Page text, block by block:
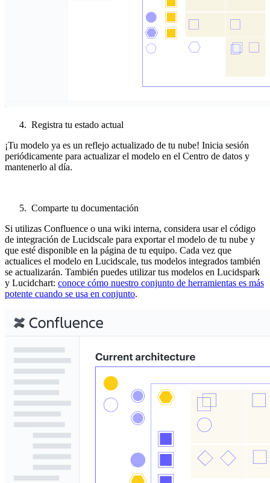
Registra tu estado actual
¡Tu modelo ya es un reflejo actualizado de tu nube! Inicia sesión
periódicamente para actualizar el modelo en el Centro de datos y
mantenerlo al día.
Comparte tu documentación
Si utilizas Confluence o una wiki interna, considera usar el código
de integración de Lucidscale para exportar el modelo de tu nube y
que esté disponible en la página de tu equipo. Cada vez que
actualices el modelo en Lucidscale, tus modelos integrados también
se actualizarán. También puedes utilizar tus modelos en Lucidspark
y Lucidchart: conoce cómo nuestro conjunto de herramientas es más
potente cuando se usa en conjunto.